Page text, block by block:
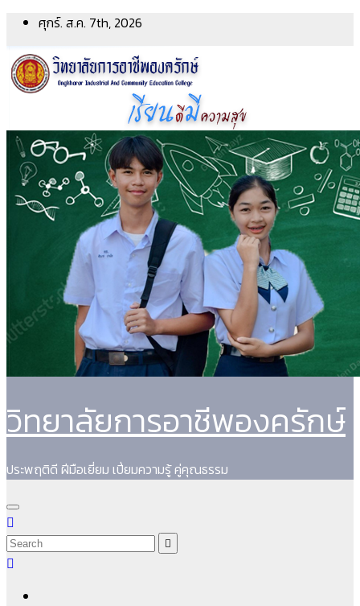
Skip
content
ศุกร์. ส.ค. 7th, 2026
วิทยาลัยการอาชีพองครักษ์
ประพฤติดี ฝีมือเยี่ยม เปี่ยมความรู้ คู่คุณธรรม